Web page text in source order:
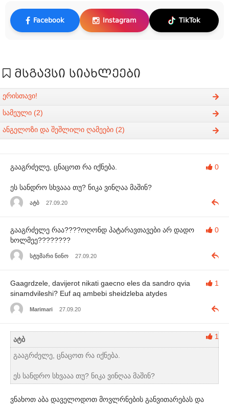
Facebook Instagram TikTok
მსგავსი სიახლეები
ერისთავი!
სამეული (2)
ანგელოზი და შეშლილი ღამეები (2)
0
გააგრძელე, ცნაცოთ რა იქნება.
ეს სანდრო სხვააა თუ? ნიკა ვინღაა მაშინ?
ატბ 27.09.20
0
გააგრძელე რაა????ოღონდ პატარავთავები არ დადო
ხოლმეე????????
სტუმარი ნინო 27.09.20
1
Gaagrdzele, davijerot nikati gaecno eles da sandro qvia
sinamdvileshi? Euf aq ambebi sheidzleba atydes
Marimari 27.09.20
1
ატბ
გააგრძელე, ცნაცოთ რა იქნება.
ეს სანდრო სხვააა თუ? ნიკა ვინღაა მაშინ?
ვნახოთ აბა დაველოდოთ მოვლრნების განვითარებას და